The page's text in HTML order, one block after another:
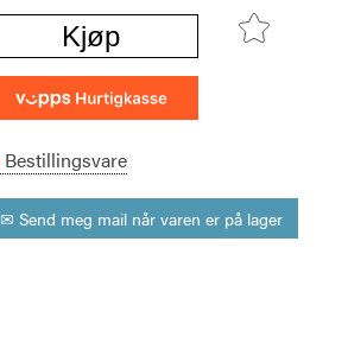
Kjøp
Bestillingsvare
✉ Send meg mail når varen er på lager